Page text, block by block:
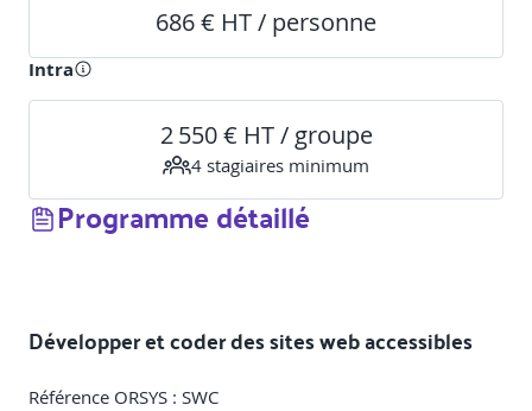
686 € HT / personne
Intra
2 550 € HT / groupe
4 stagiaires minimum
Programme détaillé
Développer et coder des sites web accessibles
Référence ORSYS : SWC